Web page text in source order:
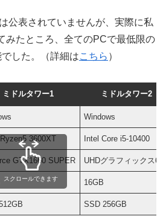
公表されていませんが、実際に私
みたところ、全てのPCで最低限の
した。（詳細はこちら ）
ミドルタワー1 ミドルタワー2
Windows
3600XT Intel Core i5-10400
GTX1660 SUPER UHDグラフィックス
16GB
SSD 256GB
スクロールできます